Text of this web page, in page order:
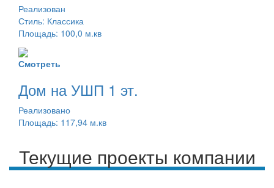
Реализован
Стиль: Классика
Площадь: 100,0 м.кв
Смотреть
Дом на УШП 1 эт.
Реализовано
Площадь: 117,94 м.кв
Текущие проекты компании